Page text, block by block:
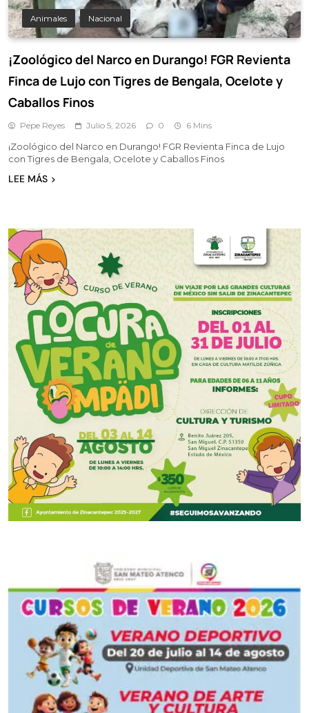
Animales Nacional
¡Zoológico del Narco en Durango! FGR Revienta
Finca de Lujo con Tigres de Bengala, Ocelote y
Caballos Finos
Pepe Reyes Julio 5, 2026 0 6 Mins
¡Zoológico del Narco en Durango! FGR Revienta Finca de Lujo
con Tigres de Bengala, Ocelote y Caballos Finos
LEE MÁS